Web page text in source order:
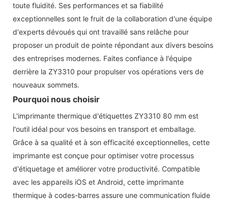
toute fluidité. Ses performances et sa fiabilité
exceptionnelles sont le fruit de la collaboration d'une équipe
d'experts dévoués qui ont travaillé sans relâche pour
proposer un produit de pointe répondant aux divers besoins
des entreprises modernes. Faites confiance à l'équipe
derrière la ZY3310 pour propulser vos opérations vers de
nouveaux sommets.
Pourquoi nous choisir
L'imprimante thermique d'étiquettes ZY3310 80 mm est
l'outil idéal pour vos besoins en transport et emballage.
Grâce à sa qualité et à son efficacité exceptionnelles, cette
imprimante est conçue pour optimiser votre processus
d'étiquetage et améliorer votre productivité. Compatible
avec les appareils iOS et Android, cette imprimante
thermique à codes-barres assure une communication fluide